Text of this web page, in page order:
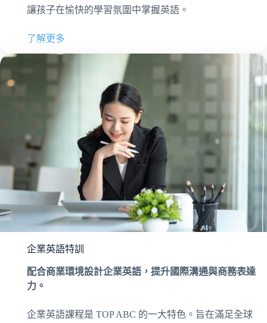
讓孩子在愉快的學習氛圍中掌握英語。
了解更多
企業英語特訓
配合商業環境設計企業英語，提升國際溝通與商務表達
力。
企業英語課程是 TOP ABC 的一大特色。旨在滿足全球